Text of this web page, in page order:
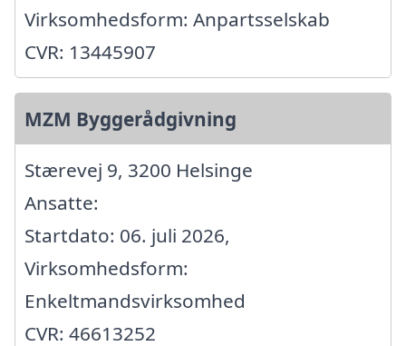
Virksomhedsform: Anpartsselskab
CVR: 13445907
MZM Byggerådgivning
Stærevej 9, 3200 Helsinge
Ansatte:
Startdato: 06. juli 2026,
Virksomhedsform:
Enkeltmandsvirksomhed
CVR: 46613252